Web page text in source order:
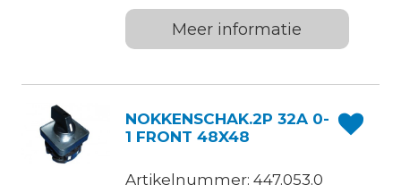
Meer informatie
NOKKENSCHAK.2P 32A 0-
1 FRONT 48X48
Artikelnummer: 447.053.0